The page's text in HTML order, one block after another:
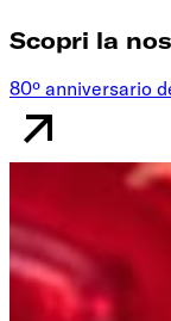
Scopri la
80º anniversario